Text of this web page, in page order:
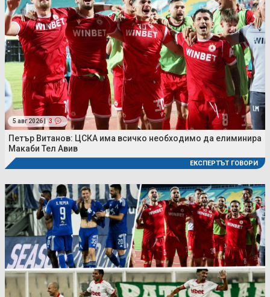
5 авг 2026 | 3
Петър Витанов: ЦСКА има всичко необходимо да елиминира
Макаби Тел Авив
ЕКСПЕРТЪТ ГОВОРИ